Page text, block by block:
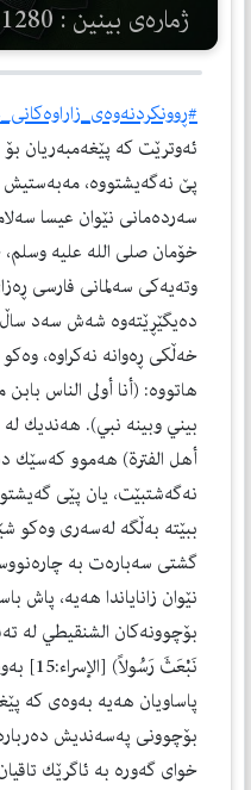
ژمارەی بینین : 1280
ئه‌وترێت كه‌ پێغه‌مبه‌ریان بۆ
پێ نه‌گه‌یشتووه‌، مه‌به‌ستیش
سه‌رده‌مانی نێوان عیسا
خۆمان صلی الله علیه
وته‌یه‌كی سه‌لمانی فارسی
ده‌یگێڕێته‌وه‌ شه‌ش سه‌د
خه‌ڵكی ڕه‌وانه‌ نه‌كراوه‌،
هاتووه‌: (أنا أولى الناس بابن
بيني وبينه نبي). هه‌ندیك له‌
أهل الفترة) هه‌موو كه‌سێك
نه‌گه‌شتبێت، یان پێی
ببێته‌ به‌ڵگه‌ له‌سه‌ری وه‌كو
گشتی سه‌باره‌ت به‌
نێوان زانایاندا هه‌یه‌، پاش
بۆچوونه‌كان الشنقیطي له‌
نَبْعَثَ
پاساویان هه‌یه‌ به‌وه‌ی كه‌
بۆچوونی په‌سه‌ندیش
خوای گه‌وره‌ به‌ ئاگرێك